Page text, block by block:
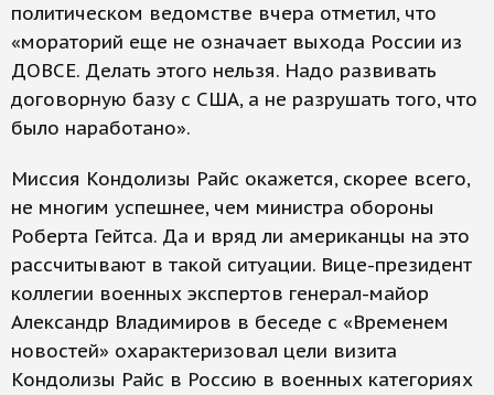
политическом ведомстве вчера отметил, что
«мораторий еще не означает выхода России из
ДОВСЕ. Делать этого нельзя. Надо развивать
договорную базу с США, а не разрушать того, что
было наработано».
Миссия Кондолизы Райс окажется, скорее всего,
не многим успешнее, чем министра обороны
Роберта Гейтса. Да и вряд ли американцы на это
рассчитывают в такой ситуации. Вице-президент
коллегии военных экспертов генерал-майор
Александр Владимиров в беседе с «Временем
новостей» охарактеризовал цели визита
Кондолизы Райс в Россию в военных категориях